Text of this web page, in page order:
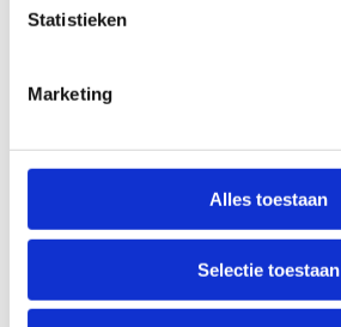
Statistieken
Marketing
Alles toestaan
Selectie toestaan